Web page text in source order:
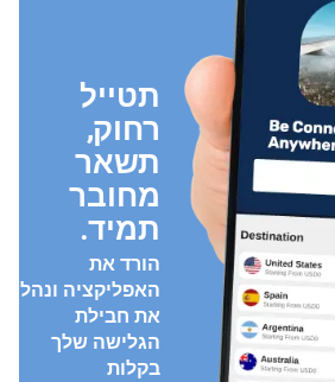
תטייל
רחוק,
תשאר
מחובר
תמיד.
הורד את
האפליקציה ונהל
את חבילת
הגלישה שלך
בקלות